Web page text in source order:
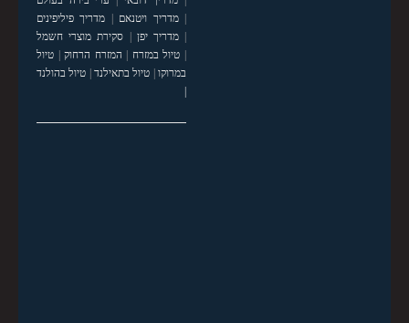
|מדריך ויטנאם
מדריך פיליפינים
|מדריך יפן
סקירת מוצרי חשמל
טיול במזרח המזרח הרחוק| טיול
במרוקו| טיול בתאילנד| טיול בהולנד